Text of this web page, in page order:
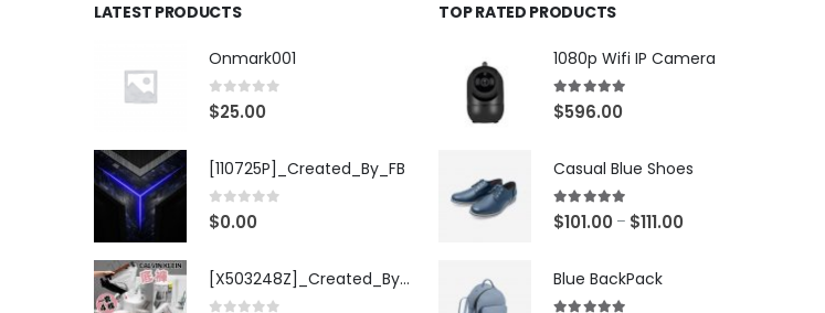
LATEST PRODUCTS
Onmark001
0 out of 5
$25.00
[110725P]_Created_By_FB
0 out of 5
$0.00
[X503248Z]_Created_By_FB
TOP RATED PRODUCTS
1080p Wifi IP Camera
5.00out of 5
$596.00
Casual Blue Shoes
5.00 out of 5
$101.00 – $111.00
Blue BackPack